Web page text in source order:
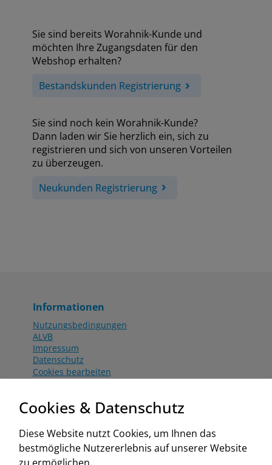
Sie sind bereits Worahnik-Kunde und
möchten Ihre Zugangsdaten für den
Webshop erhalten?
Bestandskunden Registrierung
Sie sind noch kein Worahnik-Kunde?
Dann laden wir Sie herzlich ein, sich zu
registrieren und sich von unseren Vorteilen
zu überzeugen.
Neukunden Registrierung
Informationen
Nutzungsbedingungen
ALVB
Impressum
Datenschutz
Cookies bearbeiten
Aktionsbedingungen
www.worahnik.at
Zentrale Köttlach
Cookies & Datenschutz
Diese Website nutzt Cookies, um Ihnen das
bestmögliche Nutzererlebnis auf unserer Website